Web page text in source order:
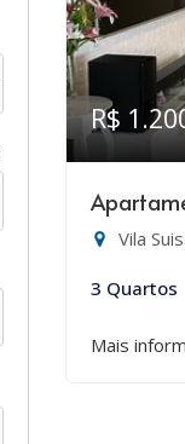
R$
Vila
3 Quartos
Mais